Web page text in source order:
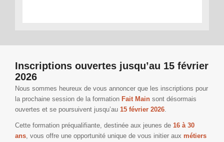
Inscriptions ouvertes jusqu’au 15 février
2026
Nous sommes heureux de vous annoncer que les inscriptions pour
la prochaine session de la formation Fait Main sont désormais
ouvertes et se poursuivent jusqu’au 15 février 2026.
Cette formation préqualifiante, destinée aux jeunes de 16 à 30
ans, vous offre une opportunité unique de vous initier aux métiers